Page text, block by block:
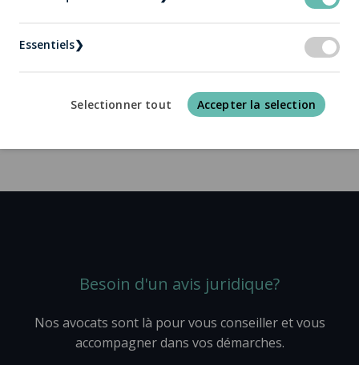
Besoin d'un avis juridique?
Nos avocats sont là pour vous conseiller et vous
accompagner dans vos démarches.
Essentiels❯
Selectionner tout Accepter la selection